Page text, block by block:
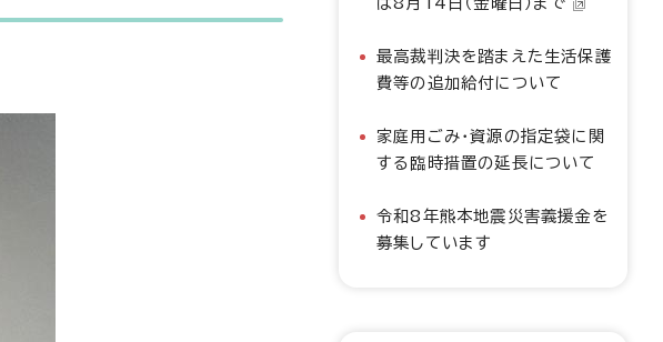
最高裁判決を踏まえた生活保護
費等の追加給付について
家庭用ごみ・資源の指定袋に関
する臨時措置の延長について
令和8年熊本地震災害義援金を
募集しています